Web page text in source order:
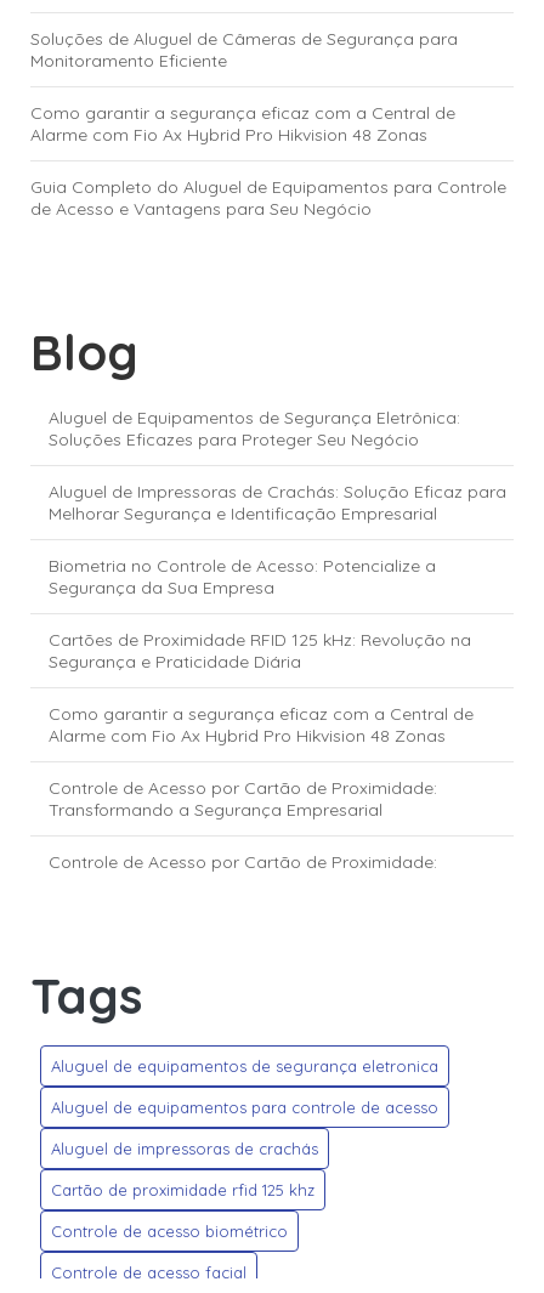
Soluções de Aluguel de Câmeras de Segurança para
Monitoramento Eficiente
Como garantir a segurança eficaz com a Central de
Alarme com Fio Ax Hybrid Pro Hikvision 48 Zonas
Guia Completo do Aluguel de Equipamentos para Controle
de Acesso e Vantagens para Seu Negócio
Blog
Aluguel de Equipamentos de Segurança Eletrônica:
Soluções Eficazes para Proteger Seu Negócio
Aluguel de Impressoras de Crachás: Solução Eficaz para
Melhorar Segurança e Identificação Empresarial
Biometria no Controle de Acesso: Potencialize a
Segurança da Sua Empresa
Cartões de Proximidade RFID 125 kHz: Revolução na
Segurança e Praticidade Diária
Como garantir a segurança eficaz com a Central de
Alarme com Fio Ax Hybrid Pro Hikvision 48 Zonas
Controle de Acesso por Cartão de Proximidade:
Transformando a Segurança Empresarial
Controle de Acesso por Cartão de Proximidade:
Crachás Personalizados: Dicas para Criar Modelos que
Credenciais HID Global: segurança e tecnologia para o
controle de acesso moderno
Credencial HID Mobile Access: a nova era do controle de
acesso digital
Empresa de Controle de Acesso: Transformando a
Segurança do Seu Negócio
Tags
Aluguel de equipamentos de segurança eletronica
Aluguel de equipamentos para controle de acesso
Aluguel de impressoras de crachás
Cartão de proximidade rfid 125 khz
Controle de acesso biométrico
Controle de acesso facial